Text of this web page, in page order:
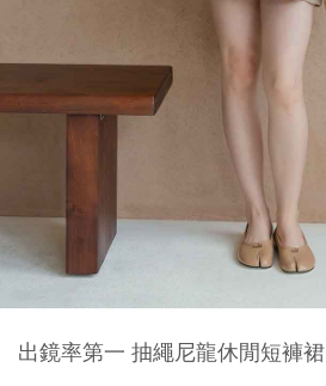
出鏡率第一 抽繩尼龍休閒短褲裙